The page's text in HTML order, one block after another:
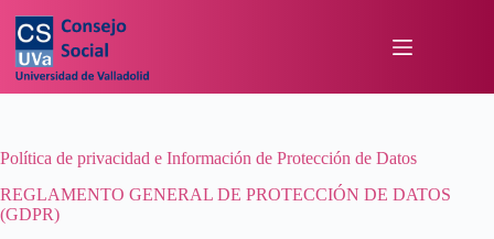
Política de privacidad e Información de Protección de Datos
REGLAMENTO GENERAL DE PROTECCIÓN DE DATOS
(GDPR)